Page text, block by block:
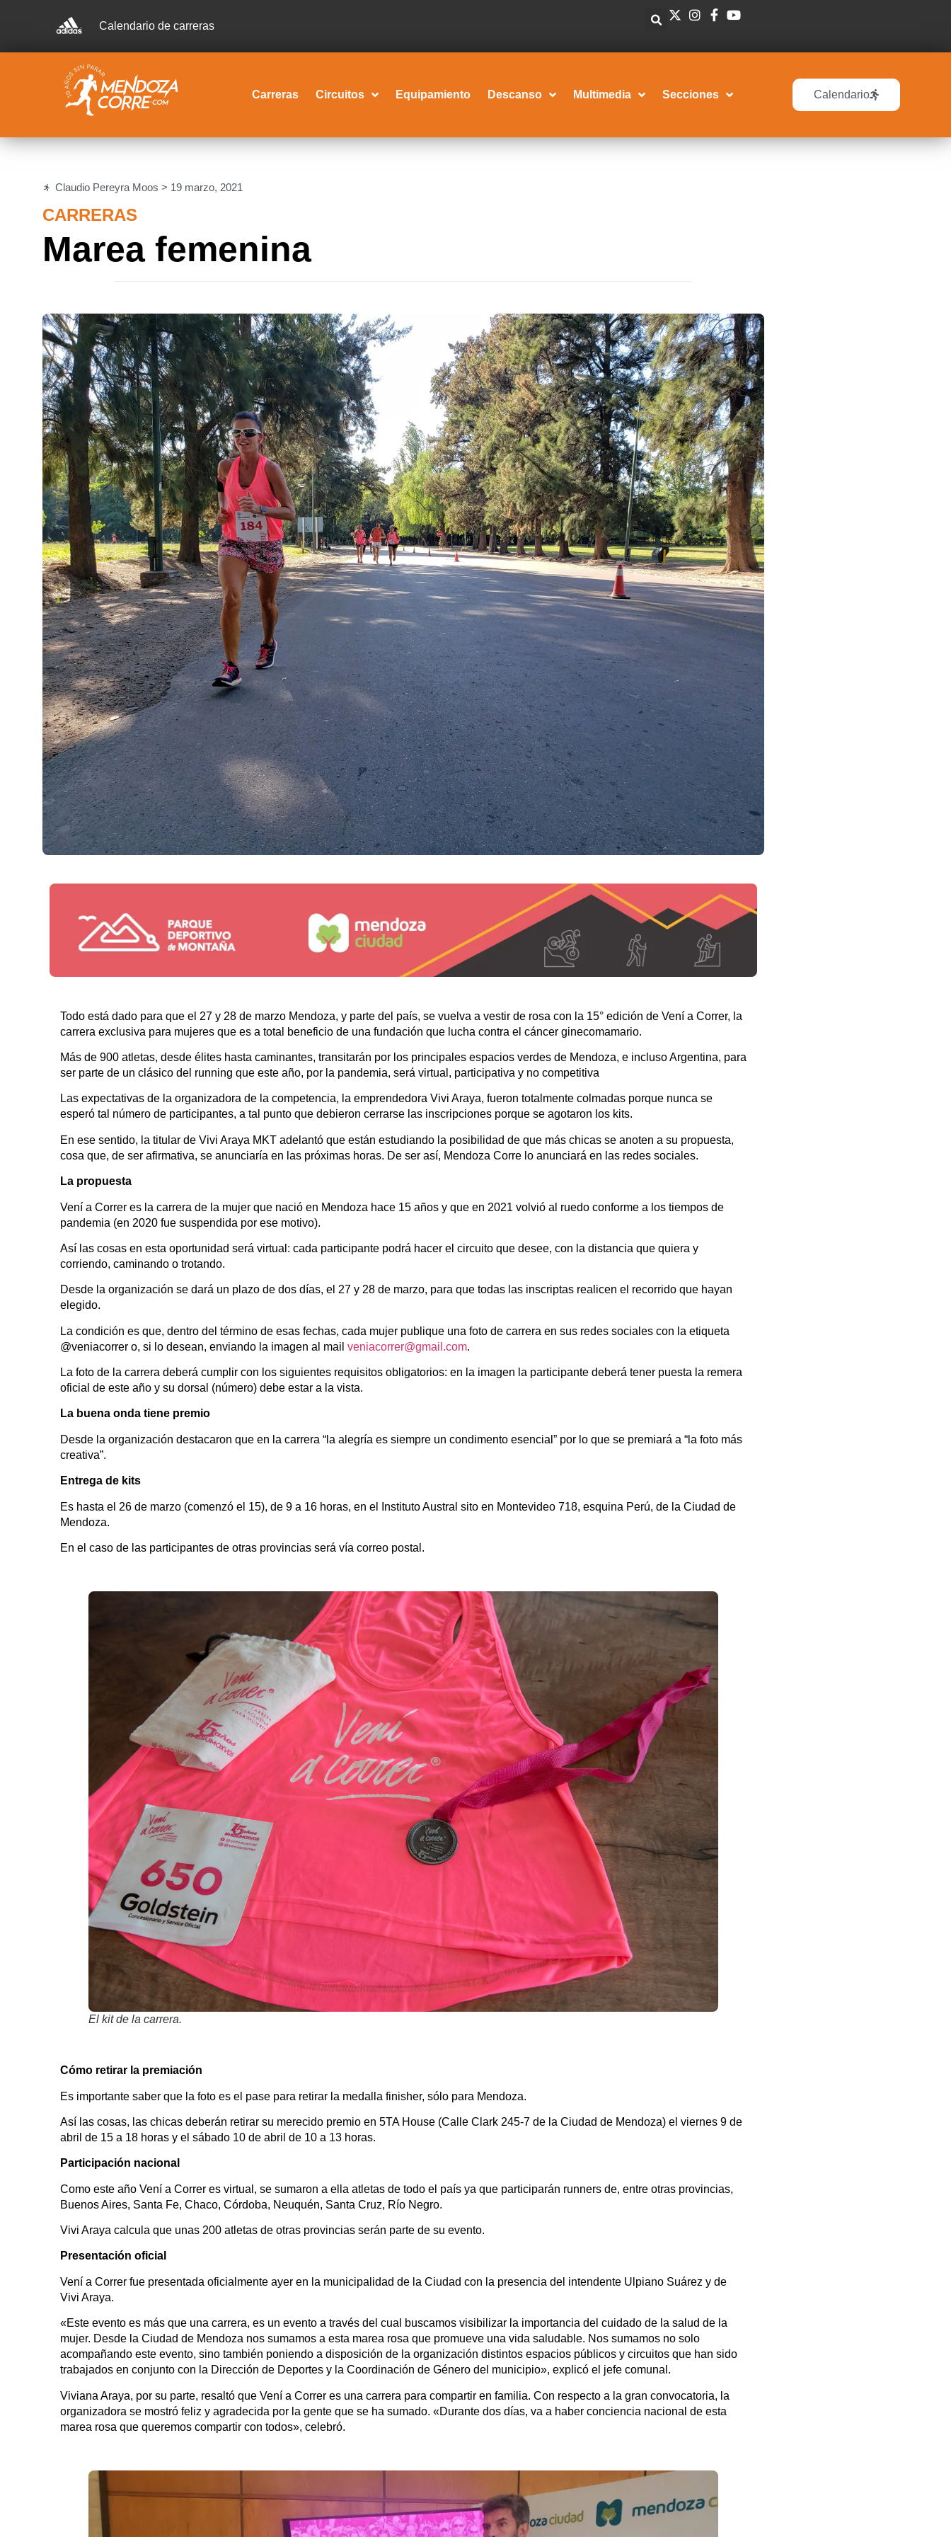
Calendario de carreras
Carreras Circuitos Equipamiento Descanso Multimedia Secciones Calendario
Claudio Pereyra Moos > 19 marzo, 2021
CARRERAS
Marea femenina
Todo está dado para que el 27 y 28 de marzo Mendoza, y parte del país, se vuelva a vestir de rosa con la 15° edición de Vení a Correr, la
carrera exclusiva para mujeres que es a total beneficio de una fundación que lucha contra el cáncer ginecomamario.
Más de 900 atletas, desde élites hasta caminantes, transitarán por los principales espacios verdes de Mendoza, e incluso Argentina, para
ser parte de un clásico del running que este año, por la pandemia, será virtual, participativa y no competitiva
Las expectativas de la organizadora de la competencia, la emprendedora Vivi Araya, fueron totalmente colmadas porque nunca se
esperó tal número de participantes, a tal punto que debieron cerrarse las inscripciones porque se agotaron los kits.
En ese sentido, la titular de Vivi Araya MKT adelantó que están estudiando la posibilidad de que más chicas se anoten a su propuesta,
cosa que, de ser afirmativa, se anunciaría en las próximas horas. De ser así, Mendoza Corre lo anunciará en las redes sociales.
La propuesta
Vení a Correr es la carrera de la mujer que nació en Mendoza hace 15 años y que en 2021 volvió al ruedo conforme a los tiempos de
pandemia (en 2020 fue suspendida por ese motivo).
Así las cosas en esta oportunidad será virtual: cada participante podrá hacer el circuito que desee, con la distancia que quiera y
corriendo, caminando o trotando.
Desde la organización se dará un plazo de dos días, el 27 y 28 de marzo, para que todas las inscriptas realicen el recorrido que hayan
elegido.
La condición es que, dentro del término de esas fechas, cada mujer publique una foto de carrera en sus redes sociales con la etiqueta
@veniacorrer o, si lo desean, enviando la imagen al mail veniacorrer@gmail.com.
La foto de la carrera deberá cumplir con los siguientes requisitos obligatorios: en la imagen la participante deberá tener puesta la remera
oficial de este año y su dorsal (número) debe estar a la vista.
La buena onda tiene premio
Desde la organización destacaron que en la carrera “la alegría es siempre un condimento esencial” por lo que se premiará a “la foto más
creativa”.
Entrega de kits
Es hasta el 26 de marzo (comenzó el 15), de 9 a 16 horas, en el Instituto Austral sito en Montevideo 718, esquina Perú, de la Ciudad de
Mendoza.
En el caso de las participantes de otras provincias será vía correo postal.
El kit de la carrera.
Cómo retirar la premiación
Es importante saber que la foto es el pase para retirar la medalla finisher, sólo para Mendoza.
Así las cosas, las chicas deberán retirar su merecido premio en 5TA House (Calle Clark 245-7 de la Ciudad de Mendoza) el viernes 9 de
abril de 15 a 18 horas y el sábado 10 de abril de 10 a 13 horas.
Participación nacional
Como este año Vení a Correr es virtual, se sumaron a ella atletas de todo el país ya que participarán runners de, entre otras provincias,
Buenos Aires, Santa Fe, Chaco, Córdoba, Neuquén, Santa Cruz, Río Negro.
Vivi Araya calcula que unas 200 atletas de otras provincias serán parte de su evento.
Presentación oficial
Vení a Correr fue presentada oficialmente ayer en la municipalidad de la Ciudad con la presencia del intendente Ulpiano Suárez y de
Vivi Araya.
«Este evento es más que una carrera, es un evento a través del cual buscamos visibilizar la importancia del cuidado de la salud de la
mujer. Desde la Ciudad de Mendoza nos sumamos a esta marea rosa que promueve una vida saludable. Nos sumamos no solo
acompañando este evento, sino también poniendo a disposición de la organización distintos espacios públicos y circuitos que han sido
trabajados en conjunto con la Dirección de Deportes y la Coordinación de Género del municipio», explicó el jefe comunal.
Viviana Araya, por su parte, resaltó que Vení a Correr es una carrera para compartir en familia. Con respecto a la gran convocatoria, la
organizadora se mostró feliz y agradecida por la gente que se ha sumado. «Durante dos días, va a haber conciencia nacional de esta
marea rosa que queremos compartir con todos», celebró.